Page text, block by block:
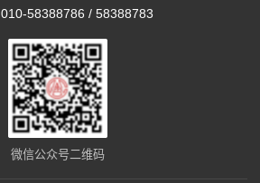
010-58388786 / 58388783
微信公众号二维码